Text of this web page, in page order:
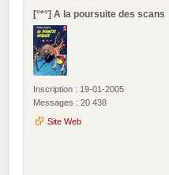
[°*°] A la poursuite des scans
Inscription : 19-01-2005
Messages : 20 438
Site Web